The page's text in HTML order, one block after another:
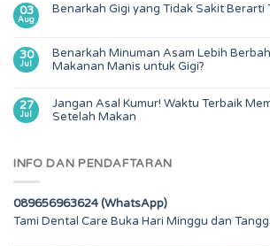
03
Aug
Benarkah Gigi yang Tidak Sakit Berarti
30
Jul
Benarkah Minuman Asam Lebih
Makanan Manis untuk Gigi?
27
Jul
Jangan Asal Kumur! Waktu Terbaik
Setelah Makan
INFO DAN PENDAFTARAN
089656963624 (WhatsApp)
Tami Dental Care Buka Hari Minggu dan